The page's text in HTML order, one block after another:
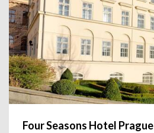
Four Seasons Hotel Prague